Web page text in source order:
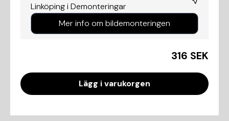
Linköping i Demonteringar
Mer info om bildemonteringen
316 SEK
Lägg i varukorgen